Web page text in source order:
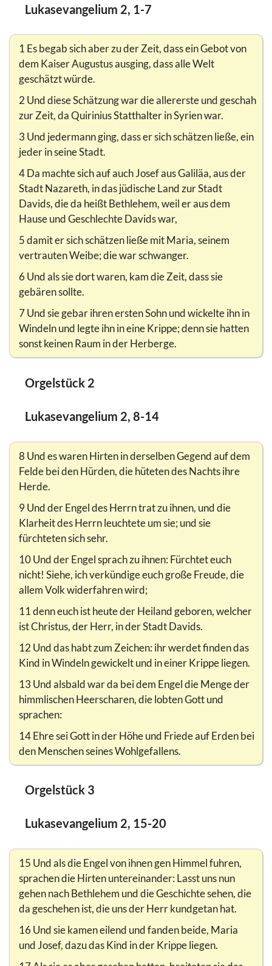
Lukasevangelium 2, 1-7
1 Es begab sich aber zu der Zeit, dass ein Gebot von
dem Kaiser Augustus ausging, dass alle Welt
geschätzt würde.
2 Und diese Schätzung war die allererste und geschah
zur Zeit, da Quirinius Statthalter in Syrien war.
3 Und jedermann ging, dass er sich schätzen ließe, ein
jeder in seine Stadt.
4 Da machte sich auf auch Josef aus Galiläa, aus der
Stadt Nazareth, in das jüdische Land zur Stadt
Davids, die da heißt Bethlehem, weil er aus dem
Hause und Geschlechte Davids war,
5 damit er sich schätzen ließe mit Maria, seinem
vertrauten Weibe; die war schwanger.
6 Und als sie dort waren, kam die Zeit, dass sie
gebären sollte.
7 Und sie gebar ihren ersten Sohn und wickelte ihn in
Windeln und legte ihn in eine Krippe; denn sie hatten
sonst keinen Raum in der Herberge.
Orgelstück 2
Lukasevangelium 2, 8-14
8 Und es waren Hirten in derselben Gegend auf dem
Felde bei den Hürden, die hüteten des Nachts ihre
Herde.
9 Und der Engel des Herrn trat zu ihnen, und die
Klarheit des Herrn leuchtete um sie; und sie
fürchteten sich sehr.
10 Und der Engel sprach zu ihnen: Fürchtet euch
nicht! Siehe, ich verkündige euch große Freude, die
allem Volk widerfahren wird;
11 denn euch ist heute der Heiland geboren, welcher
ist Christus, der Herr, in der Stadt Davids.
12 Und das habt zum Zeichen: ihr werdet finden das
Kind in Windeln gewickelt und in einer Krippe liegen.
13 Und alsbald war da bei dem Engel die Menge der
himmlischen Heerscharen, die lobten Gott und
sprachen:
14 Ehre sei Gott in der Höhe und Friede auf Erden bei
den Menschen seines Wohlgefallens.
Orgelstück 3
Lukasevangelium 2, 15-20
15 Und als die Engel von ihnen gen Himmel fuhren,
sprachen die Hirten untereinander: Lasst uns nun
gehen nach Bethlehem und die Geschichte sehen, die
da geschehen ist, die uns der Herr kundgetan hat.
16 Und sie kamen eilend und fanden beide, Maria
und Josef, dazu das Kind in der Krippe liegen.